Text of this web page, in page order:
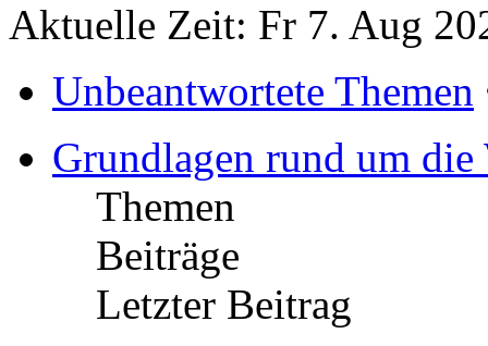
Aktuelle Zeit: Fr 7. Aug
Unbeantwortete Themen
Grundlagen rund um
Themen
Beiträge
Letzter Beitrag